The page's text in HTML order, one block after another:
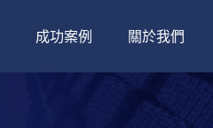
成功案例 關於我們